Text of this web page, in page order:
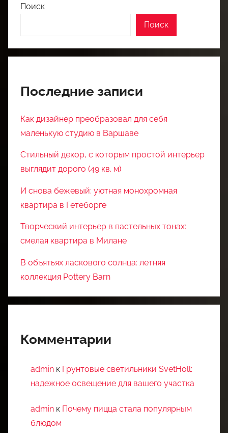
Поиск
Поиск
Последние записи
Как дизайнер преобразовал для себя
маленькую студию в Варшаве
Стильный декор, с которым простой интерьер
выглядит дорого (49 кв. м)
И снова бежевый: уютная монохромная
квартира в Гетеборге
Творческий интерьер в пастельных тонах:
смелая квартира в Милане
В объятьях ласкового солнца: летняя
коллекция Pottery Barn
Комментарии
admin к Грунтовые светильники SvetHoll:
надежное освещение для вашего участка
admin к Почему пицца стала популярным
блюдом